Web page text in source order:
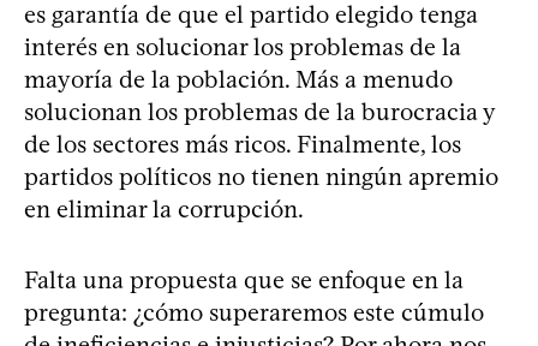
es garantía de que el partido elegido tenga
interés en solucionar los problemas de la
mayoría de la población. Más a menudo
solucionan los problemas de la burocracia y
de los sectores más ricos. Finalmente, los
partidos políticos no tienen ningún apremio
en eliminar la corrupción.
Falta una propuesta que se enfoque en la
pregunta: ¿cómo superaremos este cúmulo